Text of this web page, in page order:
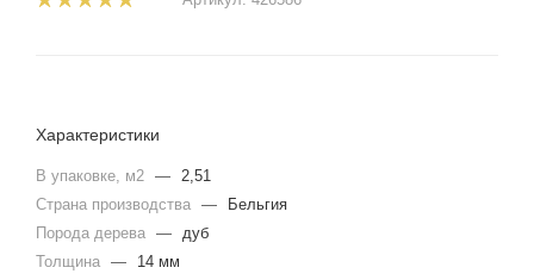
Характеристики
В упаковке, м2 — 2,51
Страна производства —
Бельгия
Порода дерева — дуб
Толщина —
14 мм